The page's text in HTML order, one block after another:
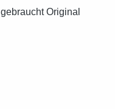
gebraucht Original